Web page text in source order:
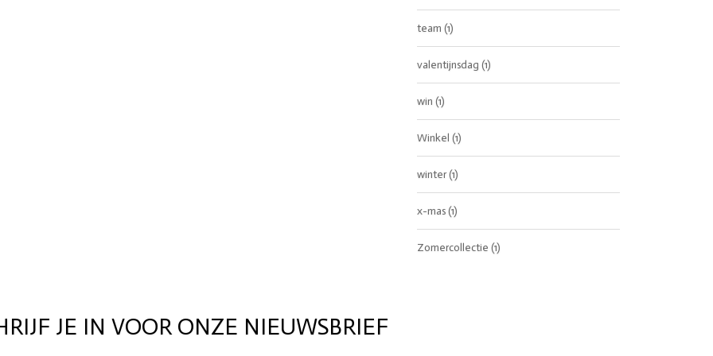
team (1)
valentijnsdag (1)
win (1)
Winkel (1)
winter(1)
x-mas(1)
Zomercollectie (1)
JE IN VOOR ONZE NIEUWSBRIEF